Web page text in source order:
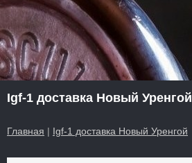
Igf-1 доставка Новый Уренгой
Главная | Igf-1 доставка Новый Уренгой